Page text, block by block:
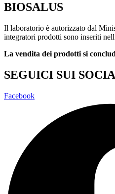
BIOSALUS
Il laboratorio è autorizzato dal
integratori prodotti sono inseriti
La vendita dei prodotti si
SEGUICI SUI
Facebook